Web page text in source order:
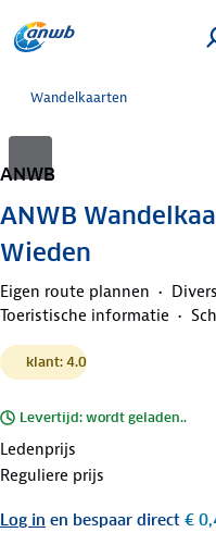
Wandelkaarten
ANWB
ANWB
Wieden
Eigen route plannen
Toeristische informatie
klant: 4.0
Levertijd: wordt geladen..
Ledenprijs
Reguliere prijs
Log in en bespaar direct €